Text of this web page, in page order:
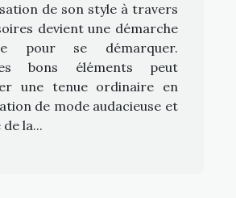
de son style à travers
devient une démarche
pour se démarquer.
bons éléments peut
une tenue ordinaire en
de mode audacieuse et
la...